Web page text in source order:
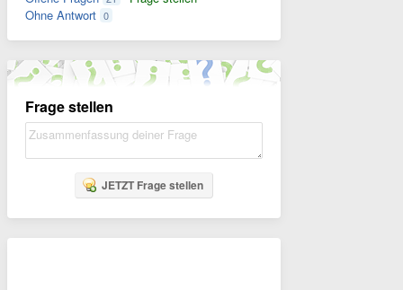
Ohne Antwort 0
Frage stellen
JETZT Frage stellen